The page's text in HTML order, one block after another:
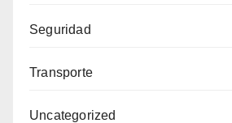
Seguridad
Transporte
Uncategorized